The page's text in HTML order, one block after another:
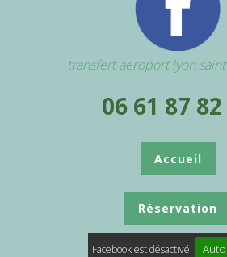
transfert aeroport lyon
06 61 87 82
Accueil
Réservation
Facebook est désactivé.